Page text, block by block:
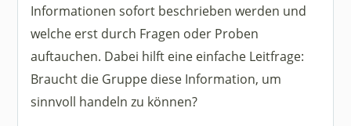
Informationen sofort beschrieben werden und
welche erst durch Fragen oder Proben
auftauchen. Dabei hilft eine einfache Leitfrage:
Braucht die Gruppe diese Information, um
sinnvoll handeln zu können?